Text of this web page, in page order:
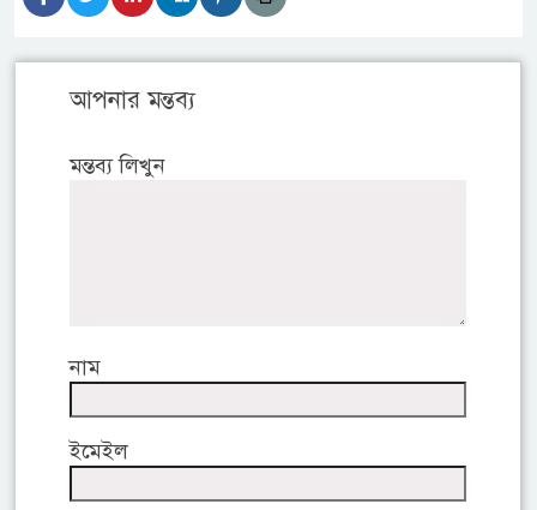
আপনার মন্তব্য
মন্তব্য লিখুন
নাম
ইমেইল